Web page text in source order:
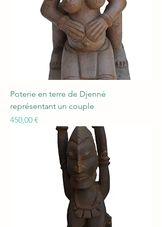
Poterie en terre de Djenné
représentant un couple
Prix
450,00 €